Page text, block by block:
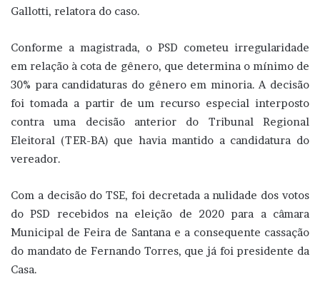
Gallotti, relatora do caso.
Conforme a magistrada, o PSD cometeu irregularidade
em relação à cota de gênero, que determina o mínimo de
30% para candidaturas do gênero em minoria. A decisão
foi tomada a partir de um recurso especial interposto
contra uma decisão anterior do Tribunal Regional
Eleitoral (TER-BA) que havia mantido a candidatura do
vereador.
Com a decisão do TSE, foi decretada a nulidade dos votos
do PSD recebidos na eleição de 2020 para a câmara
Municipal de Feira de Santana e a consequente cassação
do mandato de Fernando Torres, que já foi presidente da
Casa.